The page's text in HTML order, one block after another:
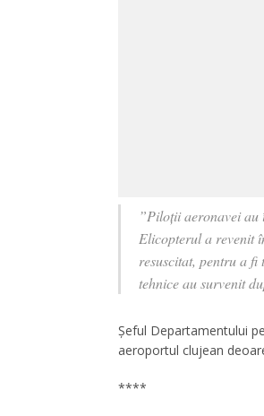
”Piloții aeronavei au
Elicopterul a revenit
resuscitat, pentru a
tehnice au survenit
Șeful Departamentului
aeroportul clujean
****